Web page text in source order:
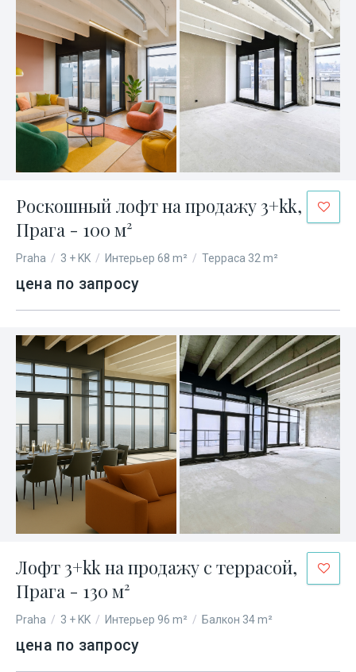
Роскошный лофт на продажу 3+kk,
Прага - 100 м²
Praha / 3 + KK / Интерьер 68 m² / Терраса 32 m²
цена по запросу
Лофт 3+kk на продажу с террасой,
Прага - 130 м²
Praha / 3 + KK / Интерьер 96 m² / Балкон 34 m²
цена по запросу